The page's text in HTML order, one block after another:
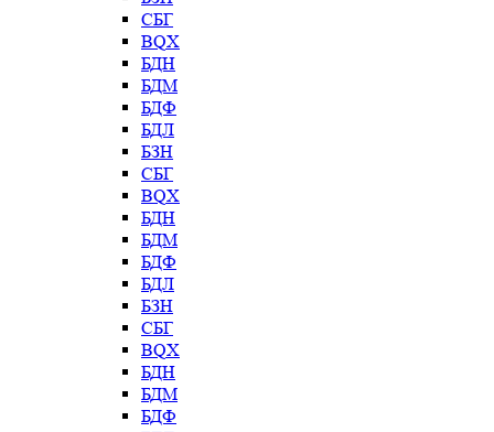
СБГ
BQX
БДН
БДМ
БДФ
БДЛ
БЗН
СБГ
BQX
БДН
БДМ
БДФ
БДЛ
БЗН
СБГ
BQX
БДН
БДМ
БДФ